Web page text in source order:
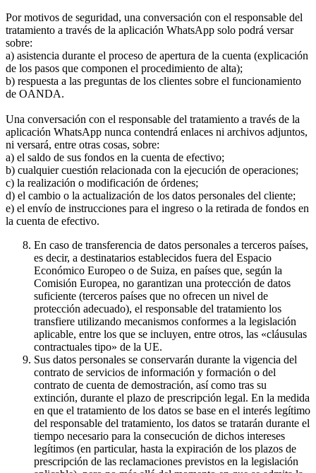
Por motivos de seguridad, una conversación con el responsable del
tratamiento a través de la aplicación WhatsApp solo podrá versar
sobre:
a) asistencia durante el proceso de apertura de la cuenta (explicación
de los pasos que componen el procedimiento de alta);
b) respuesta a las preguntas de los clientes sobre el funcionamiento
de OANDA.
Una conversación con el responsable del tratamiento a través de la
aplicación WhatsApp nunca contendrá enlaces ni archivos adjuntos,
ni versará, entre otras cosas, sobre:
a) el saldo de sus fondos en la cuenta de efectivo;
b) cualquier cuestión relacionada con la ejecución de operaciones;
c) la realización o modificación de órdenes;
d) el cambio o la actualización de los datos personales del cliente;
e) el envío de instrucciones para el ingreso o la retirada de fondos en
la cuenta de efectivo.
En caso de transferencia de datos personales a terceros países,
es decir, a destinatarios establecidos fuera del Espacio
Económico Europeo o de Suiza, en países que, según la
Comisión Europea, no garantizan una protección de datos
suficiente (terceros países que no ofrecen un nivel de
protección adecuado), el responsable del tratamiento los
transfiere utilizando mecanismos conformes a la legislación
aplicable, entre los que se incluyen, entre otros, las «cláusulas
contractuales tipo» de la UE.
Sus datos personales se conservarán durante la vigencia del
contrato de servicios de información y formación o del
contrato de cuenta de demostración, así como tras su
extinción, durante el plazo de prescripción legal. En la medida
en que el tratamiento de los datos se base en el interés legítimo
del responsable del tratamiento, los datos se tratarán durante el
tiempo necesario para la consecución de dichos intereses
legítimos (en particular, hasta la expiración de los plazos de
prescripción de las reclamaciones previstos en la legislación